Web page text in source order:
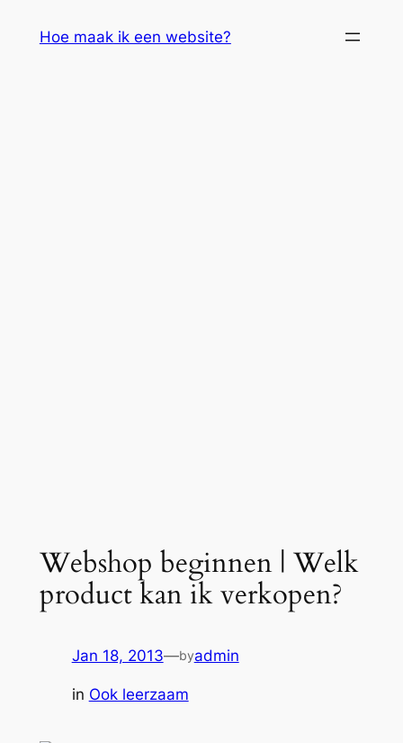
Hoe maak ik een website?
Webshop beginnen | Welk
product kan ik verkopen?
Jan 18, 2013—byadmin
in Ook leerzaam